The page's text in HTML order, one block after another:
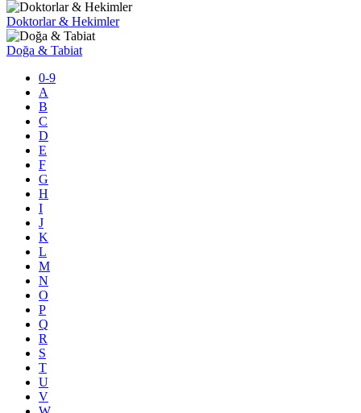
Doktorlar & Hekimler
Doğa & Tabiat
0-9
A
B
C
D
E
F
G
H
I
J
K
L
M
N
O
P
Q
R
S
T
U
V